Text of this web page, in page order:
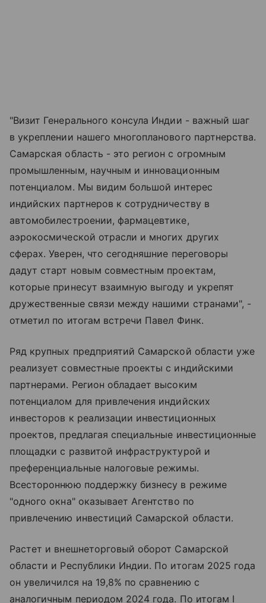
"Визит Генерального консула Индии - важный шаг
в укреплении нашего многопланового партнерства.
Самарская область - это регион с огромным
промышленным, научным и инновационным
потенциалом. Мы видим большой интерес
индийских партнеров к сотрудничеству в
автомобилестроении, фармацевтике,
аэрокосмической отрасли и многих других
сферах. Уверен, что сегодняшние переговоры
дадут старт новым совместным проектам,
которые принесут взаимную выгоду и укрепят
дружественные связи между нашими странами", -
отметил по итогам встречи Павел Финк.
Ряд крупных предприятий Самарской области уже
реализует совместные проекты с индийскими
партнерами. Регион обладает высоким
потенциалом для привлечения индийских
инвесторов к реализации инвестиционных
проектов, предлагая специальные инвестиционные
площадки с развитой инфраструктурой и
преференциальные налоговые режимы.
Всестороннюю поддержку бизнесу в режиме
"одного окна" оказывает Агентство по
привлечению инвестиций Самарской области.
Растет и внешнеторговый оборот Самарской
области и Республики Индии. По итогам 2025 года
он увеличился на 19,8% по сравнению с
аналогичным периодом 2024 года. По итогам I